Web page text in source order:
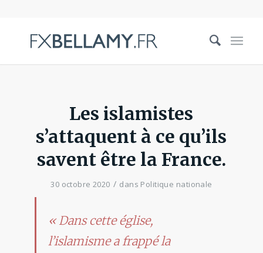
Les islamistes
s’attaquent à ce qu’ils
savent être la France.
30 octobre 2020 / dans Politique nationale
« Dans cette église,
l’islamisme a frappé la